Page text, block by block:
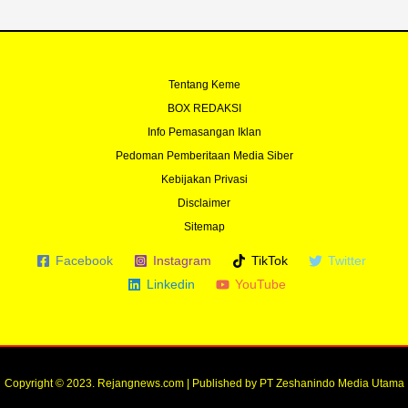
Tentang Keme
BOX REDAKSI
Info Pemasangan Iklan
Pedoman Pemberitaan Media Siber
Kebijakan Privasi
Disclaimer
Sitemap
Facebook Instagram TikTok
Twitter
Linkedin
YouTube
Copyright © 2023. Rejangnews.com | Published by PT Zeshanindo Media Utama